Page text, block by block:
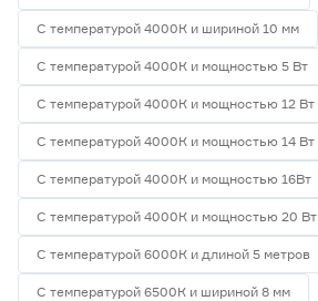
С температурой 4000К и шириной 10 мм
С температурой 4000К и мощностью 5 Вт
С температурой 4000К и мощностью 12 Вт
С температурой 4000К и мощностью 14 Вт
С температурой 4000К и мощностью 16Вт
С температурой 4000К и мощностью 20 Вт
С температурой 6000К и длиной 5 метров
С температурой 6500К и шириной 8 мм